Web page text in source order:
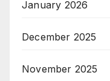
January 2026
December 2025
November 2025